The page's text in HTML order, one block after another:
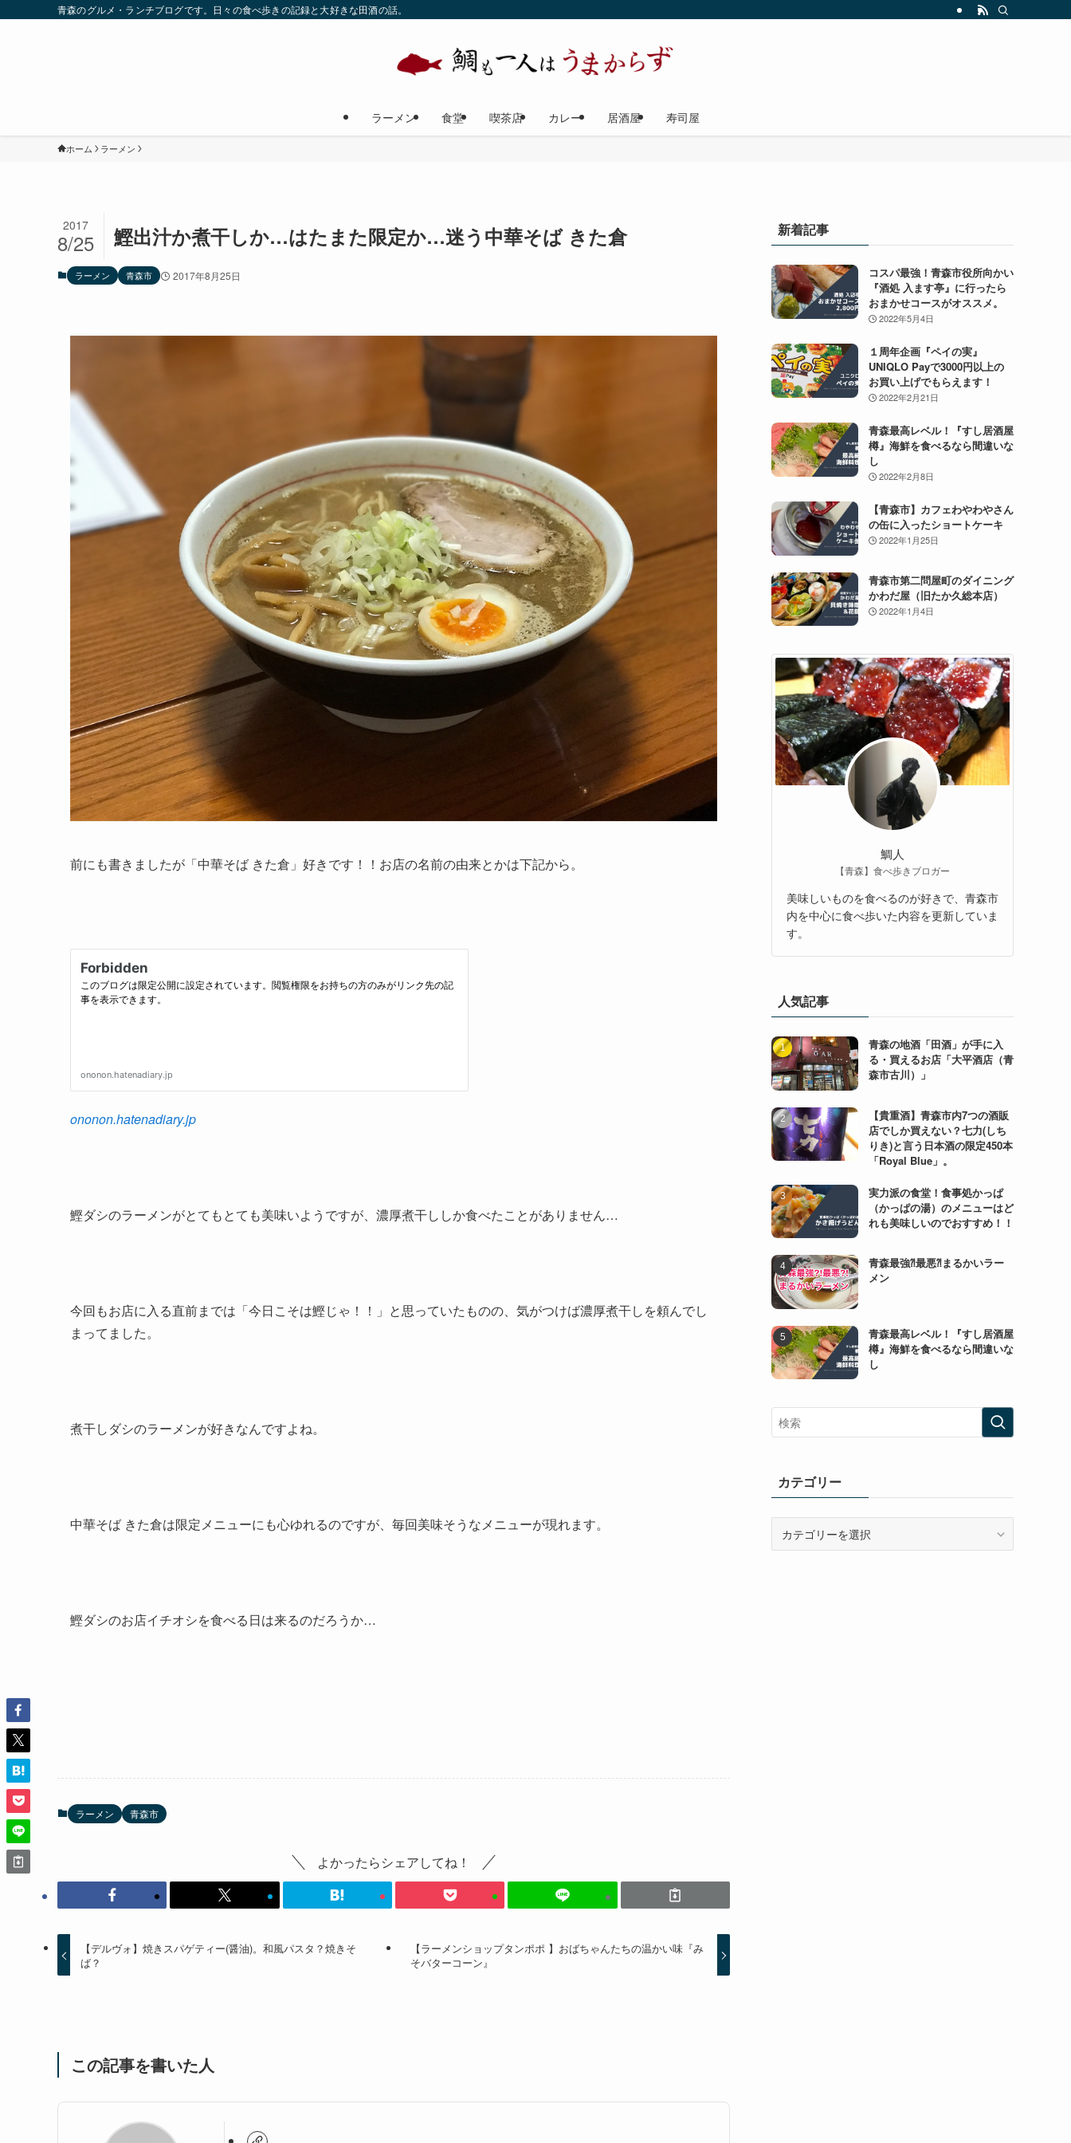
青森のグルメ・ランチブログです。日々の食べ歩きの記録と大好きな田酒の話。
ラーメン 食堂 喫茶店 カレー 居酒屋 寿司屋
ホーム ラーメン
鰹出汁か煮干しか…はたまた限定か…迷う中華そば きた倉
2017
8/25
ラーメン 青森市 2017年8月25日
前にも書きましたが「中華そば きた倉」好きです！！お店の名前の由来とかは下記から。
ononon.hatenadiary.jp
鰹ダシのラーメンがとてもとても美味いようですが、濃厚煮干ししか食べたことがありません…
今回もお店に入る直前までは「今日こそは鰹じゃ！！」と思っていたものの、気がつけば濃厚煮干しを頼んでし
まってました。
煮干しダシのラーメンが好きなんですよね。
中華そば きた倉は限定メニューにも心ゆれるのですが、毎回美味そうなメニューが現れます。
鰹ダシのお店イチオシを食べる日は来るのだろうか…
ラーメン 青森市
よかったらシェアしてね！
【デルヴォ】焼きスパゲティー(醤油)。和風パスタ？焼きそ
ば？
【ラーメンショップタンポポ 】おばちゃんたちの温かい味『み
そバターコーン』
この記事を書いた人
新着記事
コスパ最強！青森市役所向かい
『酒処 入ます亭』に行ったら
おまかせコースがオススメ。
2022年5月4日
１周年企画『ペイの実』
UNIQLO Payで3000円以上の
お買い上げでもらえます！
2022年2月21日
青森最高レベル！『すし居酒屋
樽』海鮮を食べるなら間違いな
し
2022年2月8日
【青森市】カフェわやわやさん
の缶に入ったショートケーキ
2022年1月25日
青森市第二問屋町のダイニング
かわだ屋（旧たか久総本店）
2022年1月4日
鯛人
【青森】食べ歩きブロガー
美味しいものを食べるのが好きで、青森市
内を中心に食べ歩いた内容を更新していま
す。
人気記事
青森の地酒「田酒」が手に入
る・買えるお店「大平酒店（青
森市古川）」
【貴重酒】青森市内7つの酒販
店でしか買えない？七力(しち
りき)と言う日本酒の限定450本
「Royal Blue」。
実力派の食堂！食事処かっぱ
（かっぱの湯）のメニューはど
れも美味しいのでおすすめ！！
青森最強⁈最悪⁈まるかいラー
メン
青森最高レベル！『すし居酒屋
樽』海鮮を食べるなら間違いな
し
カテゴリー